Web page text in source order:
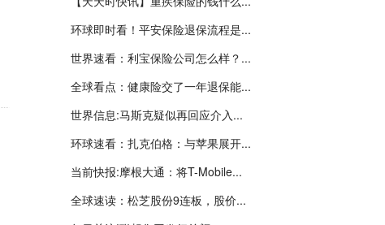
环球即时看！平安保险退保流程是...
世界速看：利宝保险公司怎么样？...
全球看点：健康险交了一年退保能...
世界信息:马斯克疑似再回应介入...
环球速看：扎克伯格：与苹果展开...
当前快报:摩根大通：将T-Mobile...
全球速读：松芝股份9连板，股价...